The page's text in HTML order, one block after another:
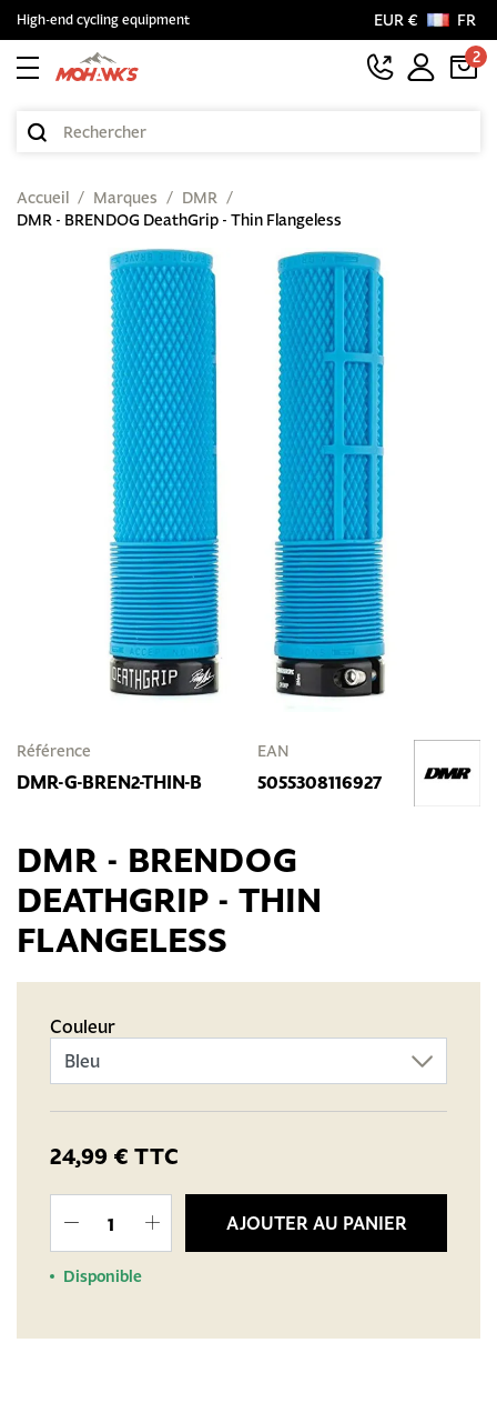
High-end cycling equipment EUR €
FR
2
Accueil Marques
DMR
DMR - BRENDOG DeathGrip - Thin Flangeless
Référence
DMR-G-BREN2-THIN-B
EAN
5055308116927
DMR - BRENDOG
DEATHGRIP - THIN
FLANGELESS
Couleur
24,99 € TTC
AJOUTER AU PANIER
Disponible